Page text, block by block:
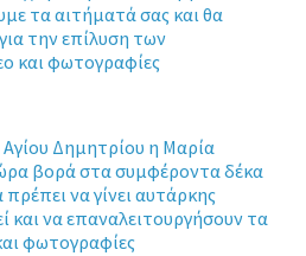
τα αιτήματά σας και θα
την επίλυση των
και φωτογραφίες
Δημητρίου η Μαρία
βορά στα συμφέροντα δέκα
να γίνει αυτάρκης
και να επαναλειτουργήσουν τα
φωτογραφίες